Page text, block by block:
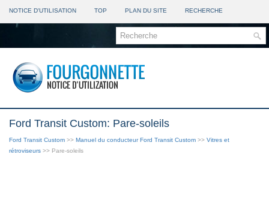
NOTICE D'UTILISATION TOP PLAN DU SITE RECHERCHE
Ford Transit Custom: Pare-soleils
Ford Transit Custom >> Manuel du conducteur Ford Transit Custom >> Vitres et
rétroviseurs >> Pare-soleils